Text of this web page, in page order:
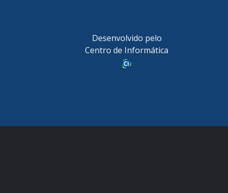
Desenvolvido pelo
Centro de Informática